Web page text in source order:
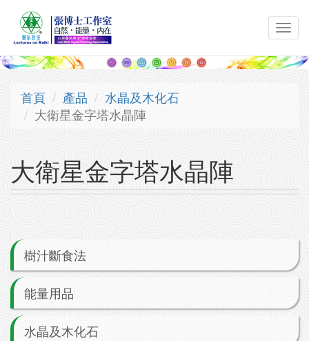
移至主內容
首頁 產品
水晶及木化石
大衛星金字塔水晶陣
大衛星金字塔水晶陣
樹汁斷食法
能量用品
水晶及木化石